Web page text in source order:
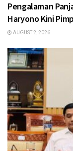
Pengalaman
Haryono Kini
AUGUST 2, 2026